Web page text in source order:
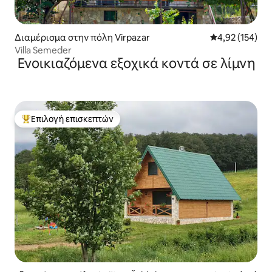
Διαμέρισμα στην πόλη Virpazar Μέση
4,92 (154)
Villa Semeder
Ενοικιαζόμενα εξοχικά κοντά σε λίμνη
Κορυφαία επιλογή επισκεπτών
Επιλογή επισκεπτών